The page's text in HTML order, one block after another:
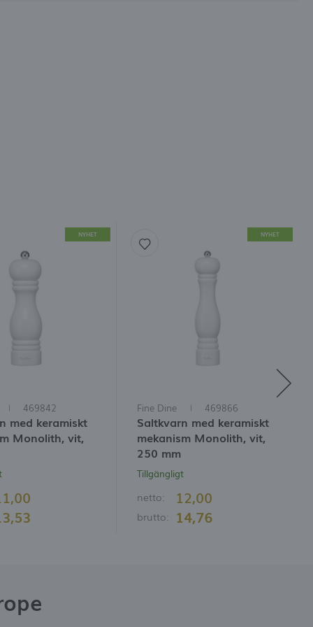
NYHET
469842
med keramiskt
Monolith, vit,
NYHET
Fine Dine 469866
Saltkvarn med keramiskt
mekanism Monolith, vit,
250 mm
Tillgängligt
netto: 12,00
brutto: 14,76